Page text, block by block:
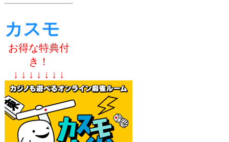
カスモ
お得な特典付
き！
↓ ↓ ↓ ↓ ↓ ↓ ↓